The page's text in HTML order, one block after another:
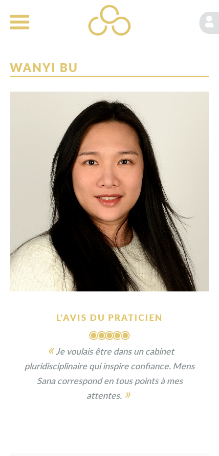
WANYI BU
L'AVIS DU PRATICIEN
« Je voulais être dans un cabinet
pluridisciplinaire qui inspire confiance. Mens
Sana correspond en tous points à mes
attentes. »